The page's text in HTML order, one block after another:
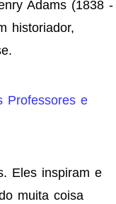
Adams (1838 -
historiador,
Professores e
Eles inspiram e
muita coisa